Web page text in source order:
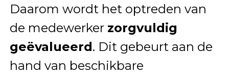
Daarom wordt het optreden van
de medewerker zorgvuldig
geëvalueerd. Dit gebeurt aan de
hand van beschikbare